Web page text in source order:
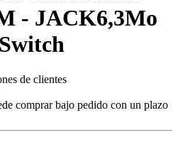
- JACK6,3Mo
de clientes
comprar bajo pedido con un plazo